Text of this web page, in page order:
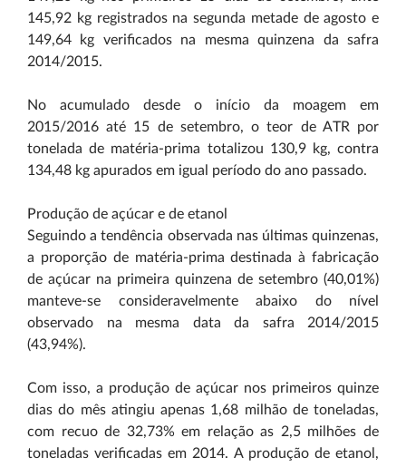
145,92 kg registrados na segunda metade de agosto e
149,64 kg verificados na mesma quinzena da safra
2014/2015.
No acumulado desde o início da moagem em
2015/2016 até 15 de setembro, o teor de ATR por
tonelada de matéria-prima totalizou 130,9 kg, contra
134,48 kg apurados em igual período do ano passado.
Produção de açúcar e de etanol
Seguindo a tendência observada nas últimas quinzenas,
a proporção de matéria-prima destinada à fabricação
de açúcar na primeira quinzena de setembro (40,01%)
manteve-se consideravelmente abaixo do nível
observado na mesma data da safra 2014/2015
(43,94%).
Com isso, a produção de açúcar nos primeiros quinze
dias do mês atingiu apenas 1,68 milhão de toneladas,
com recuo de 32,73% em relação as 2,5 milhões de
toneladas verificadas em 2014. A produção de etanol,